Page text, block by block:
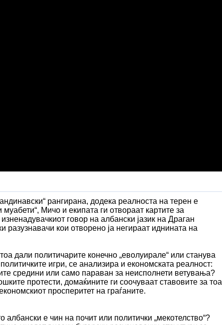
рангирана, додека реалноста на терен е
Мичо и екипата ги отвораат картите за
говор на албански јазик на Драган
разузнавачи кои отворено ја негираат иднината на
дали политичарите конечно „еволуирале“ или станува
игри, се анализира и економската реалност:
средини или само параван за неисполнети ветувања?
протести, домаќините ги соочуваат ставовите за тоа
просперитет на граѓаните.
албански е чин на почит или политички „мекотелство“?